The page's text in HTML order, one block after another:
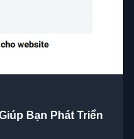
Bạn Phát Triển